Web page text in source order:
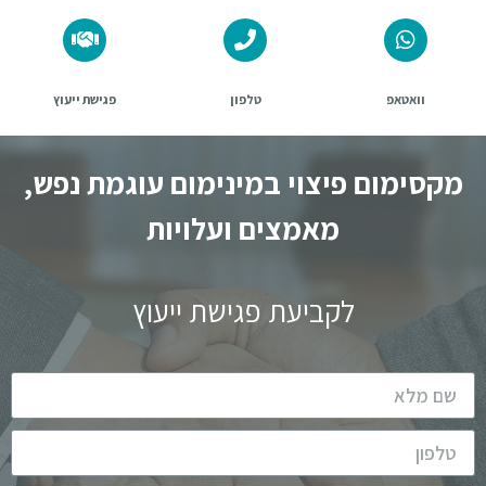
וואטאפ טלפון פגישת ייעוץ
מקסימום פיצוי במינימום עוגמת נפש,
מאמצים ועלויות
לקביעת פגישת ייעוץ